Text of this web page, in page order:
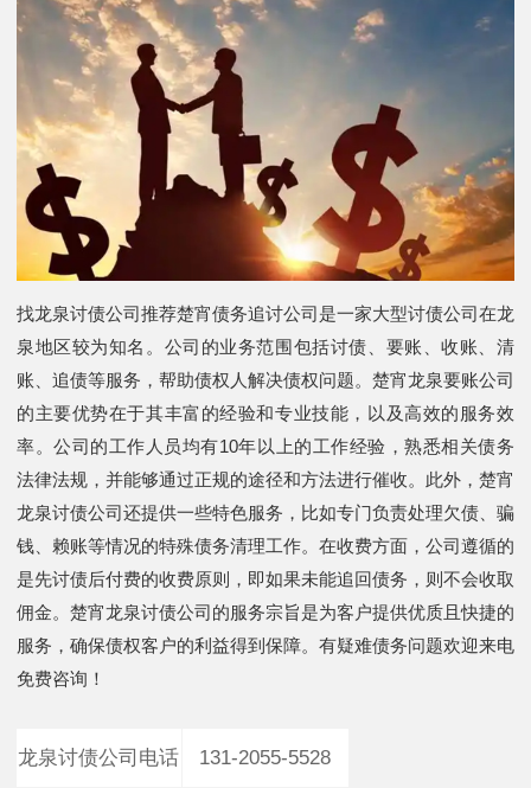
找龙泉讨债公司推荐楚宵债务追讨公司是一家大型讨债公司在龙
泉地区较为知名。公司的业务范围包括讨债、要账、收账、清
账、追债等服务，帮助债权人解决债权问题。楚宵龙泉要账公司
的主要优势在于其丰富的经验和专业技能，以及高效的服务效
率。公司的工作人员均有10年以上的工作经验，熟悉相关债务
法律法规，并能够通过正规的途径和方法进行催收。此外，楚宵
龙泉讨债公司还提供一些特色服务，比如专门负责处理欠债、骗
钱、赖账等情况的特殊债务清理工作。在收费方面，公司遵循的
是先讨债后付费的收费原则，即如果未能追回债务，则不会收取
佣金。楚宵龙泉讨债公司的服务宗旨是为客户提供优质且快捷的
服务，确保债权客户的利益得到保障。有疑难债务问题欢迎来电
免费咨询！
龙泉讨债公司电话 131-2055-5528